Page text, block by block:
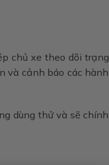
chủ xe theo dõi trạng
và cảnh báo các hành
dùng thử và sẽ chính